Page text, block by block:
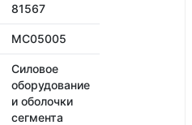
81567
MC05005
Силовое
оборудование
и оболочки
сегмента